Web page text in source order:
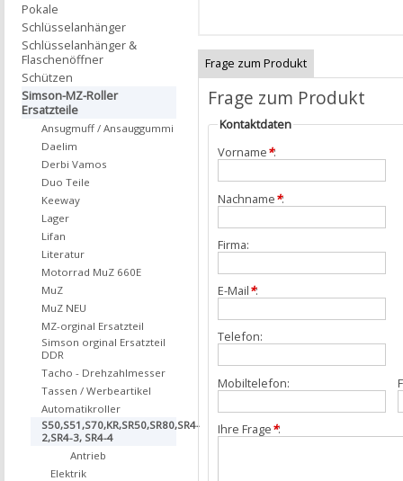
Frage zum Produkt
Frage zum Produkt
Kontaktdaten
Vorname*:
Nachname*:
Firma:
E-Mail*:
Telefon:
Mobiltelefon:
Ihre Frage*:
Pokale
Schlüsselanhänger
Schlüsselanhänger &
Flaschenöffner
Schützen
Simson-MZ-Roller
Ersatzteile
Ansugmuff / Ansauggummi
Daelim
Derbi Vamos
Duo Teile
Keeway
Lager
Lifan
Literatur
Motorrad MuZ 660E
MuZ
MuZ NEU
MZ-orginal Ersatzteil
Simson orginal Ersatzteil
DDR
Tacho - Drehzahlmesser
Tassen / Werbeartikel
Automatikroller
S50,S51,S70,KR,SR50,SR80,SR4-
2,SR4-3, SR4-4
Antrieb
Elektrik